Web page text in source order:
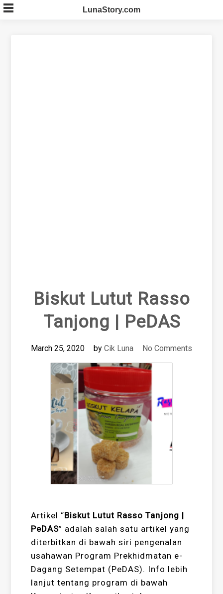
Skip
to
LunaStory.com
Biskut Lutut Rasso
Tanjong | PeDAS
March 25, 2020 by Cik Luna No Comments
Artikel “Biskut Lutut Rasso Tanjong |
PeDAS” adalah salah satu artikel yang
diterbitkan di bawah siri pengenalan
usahawan Program Prekhidmatan e-
Dagang Setempat (PeDAS). Info lebih
lanjut tentang program di bawah